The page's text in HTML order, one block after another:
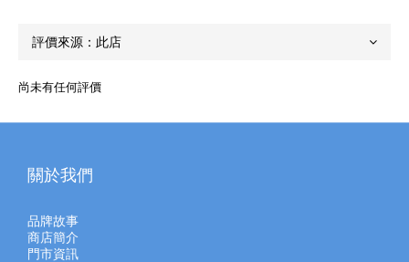
尚未有任何評價
關於我們
品牌故事
商店簡介
門市資訊